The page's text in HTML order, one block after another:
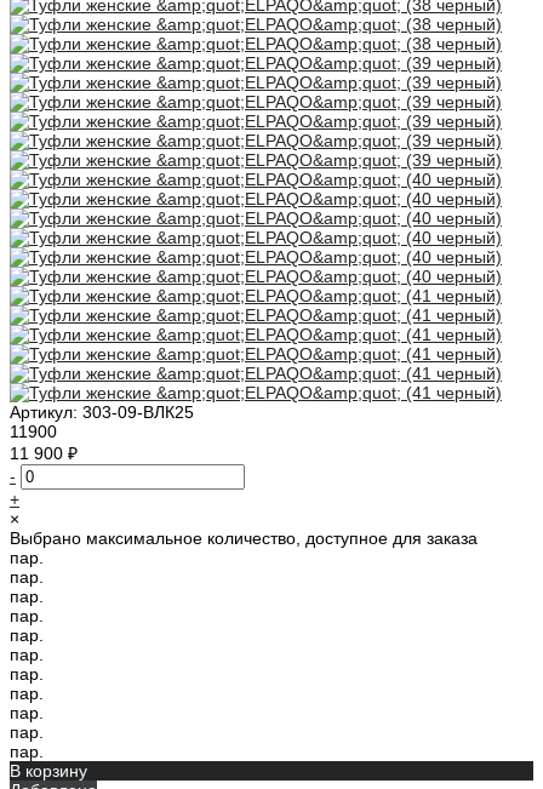
Артикул: 303-09-ВЛК25
11900
11 900 ₽
-
+
×
Выбрано максимальное количество, доступное для заказа
пар.
пар.
пар.
пар.
пар.
пар.
пар.
пар.
пар.
пар.
пар.
В корзину